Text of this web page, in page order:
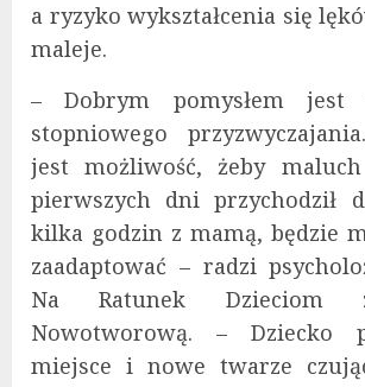
a ryzyko wykształcenia się
maleje.
– Dobrym pomysłem jest
stopniowego
jest możliwość, żeby
pierwszych dni przychodził
kilka godzin z mamą, będzie
zaadaptować – radzi
Na Ratunek Dzieciom
Nowotworową. – Dziecko
miejsce i nowe twarze